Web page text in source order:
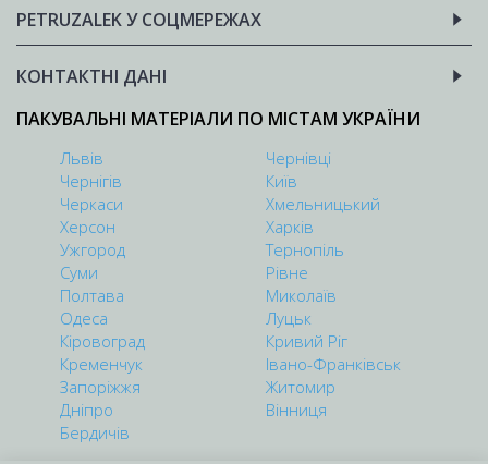
PETRUZALEK У СОЦМЕРЕЖАХ
КОНТАКТНІ ДАНІ
ПАКУВАЛЬНІ МАТЕРІАЛИ ПО МІСТАМ УКРАЇНИ
Львів
Чернівці
Чернігів
Київ
Черкаси
Хмельницький
Херсон
Харків
Ужгород
Тернопіль
Суми
Рівне
Полтава
Миколаїв
Одеса
Луцьк
Кіровоград
Кривий Ріг
Кременчук
Івано-Франківськ
Запоріжжя
Житомир
Дніпро
Вінниця
Бердичів